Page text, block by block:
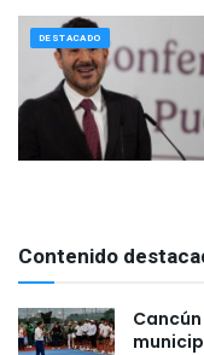
DESTACADO
Contenido